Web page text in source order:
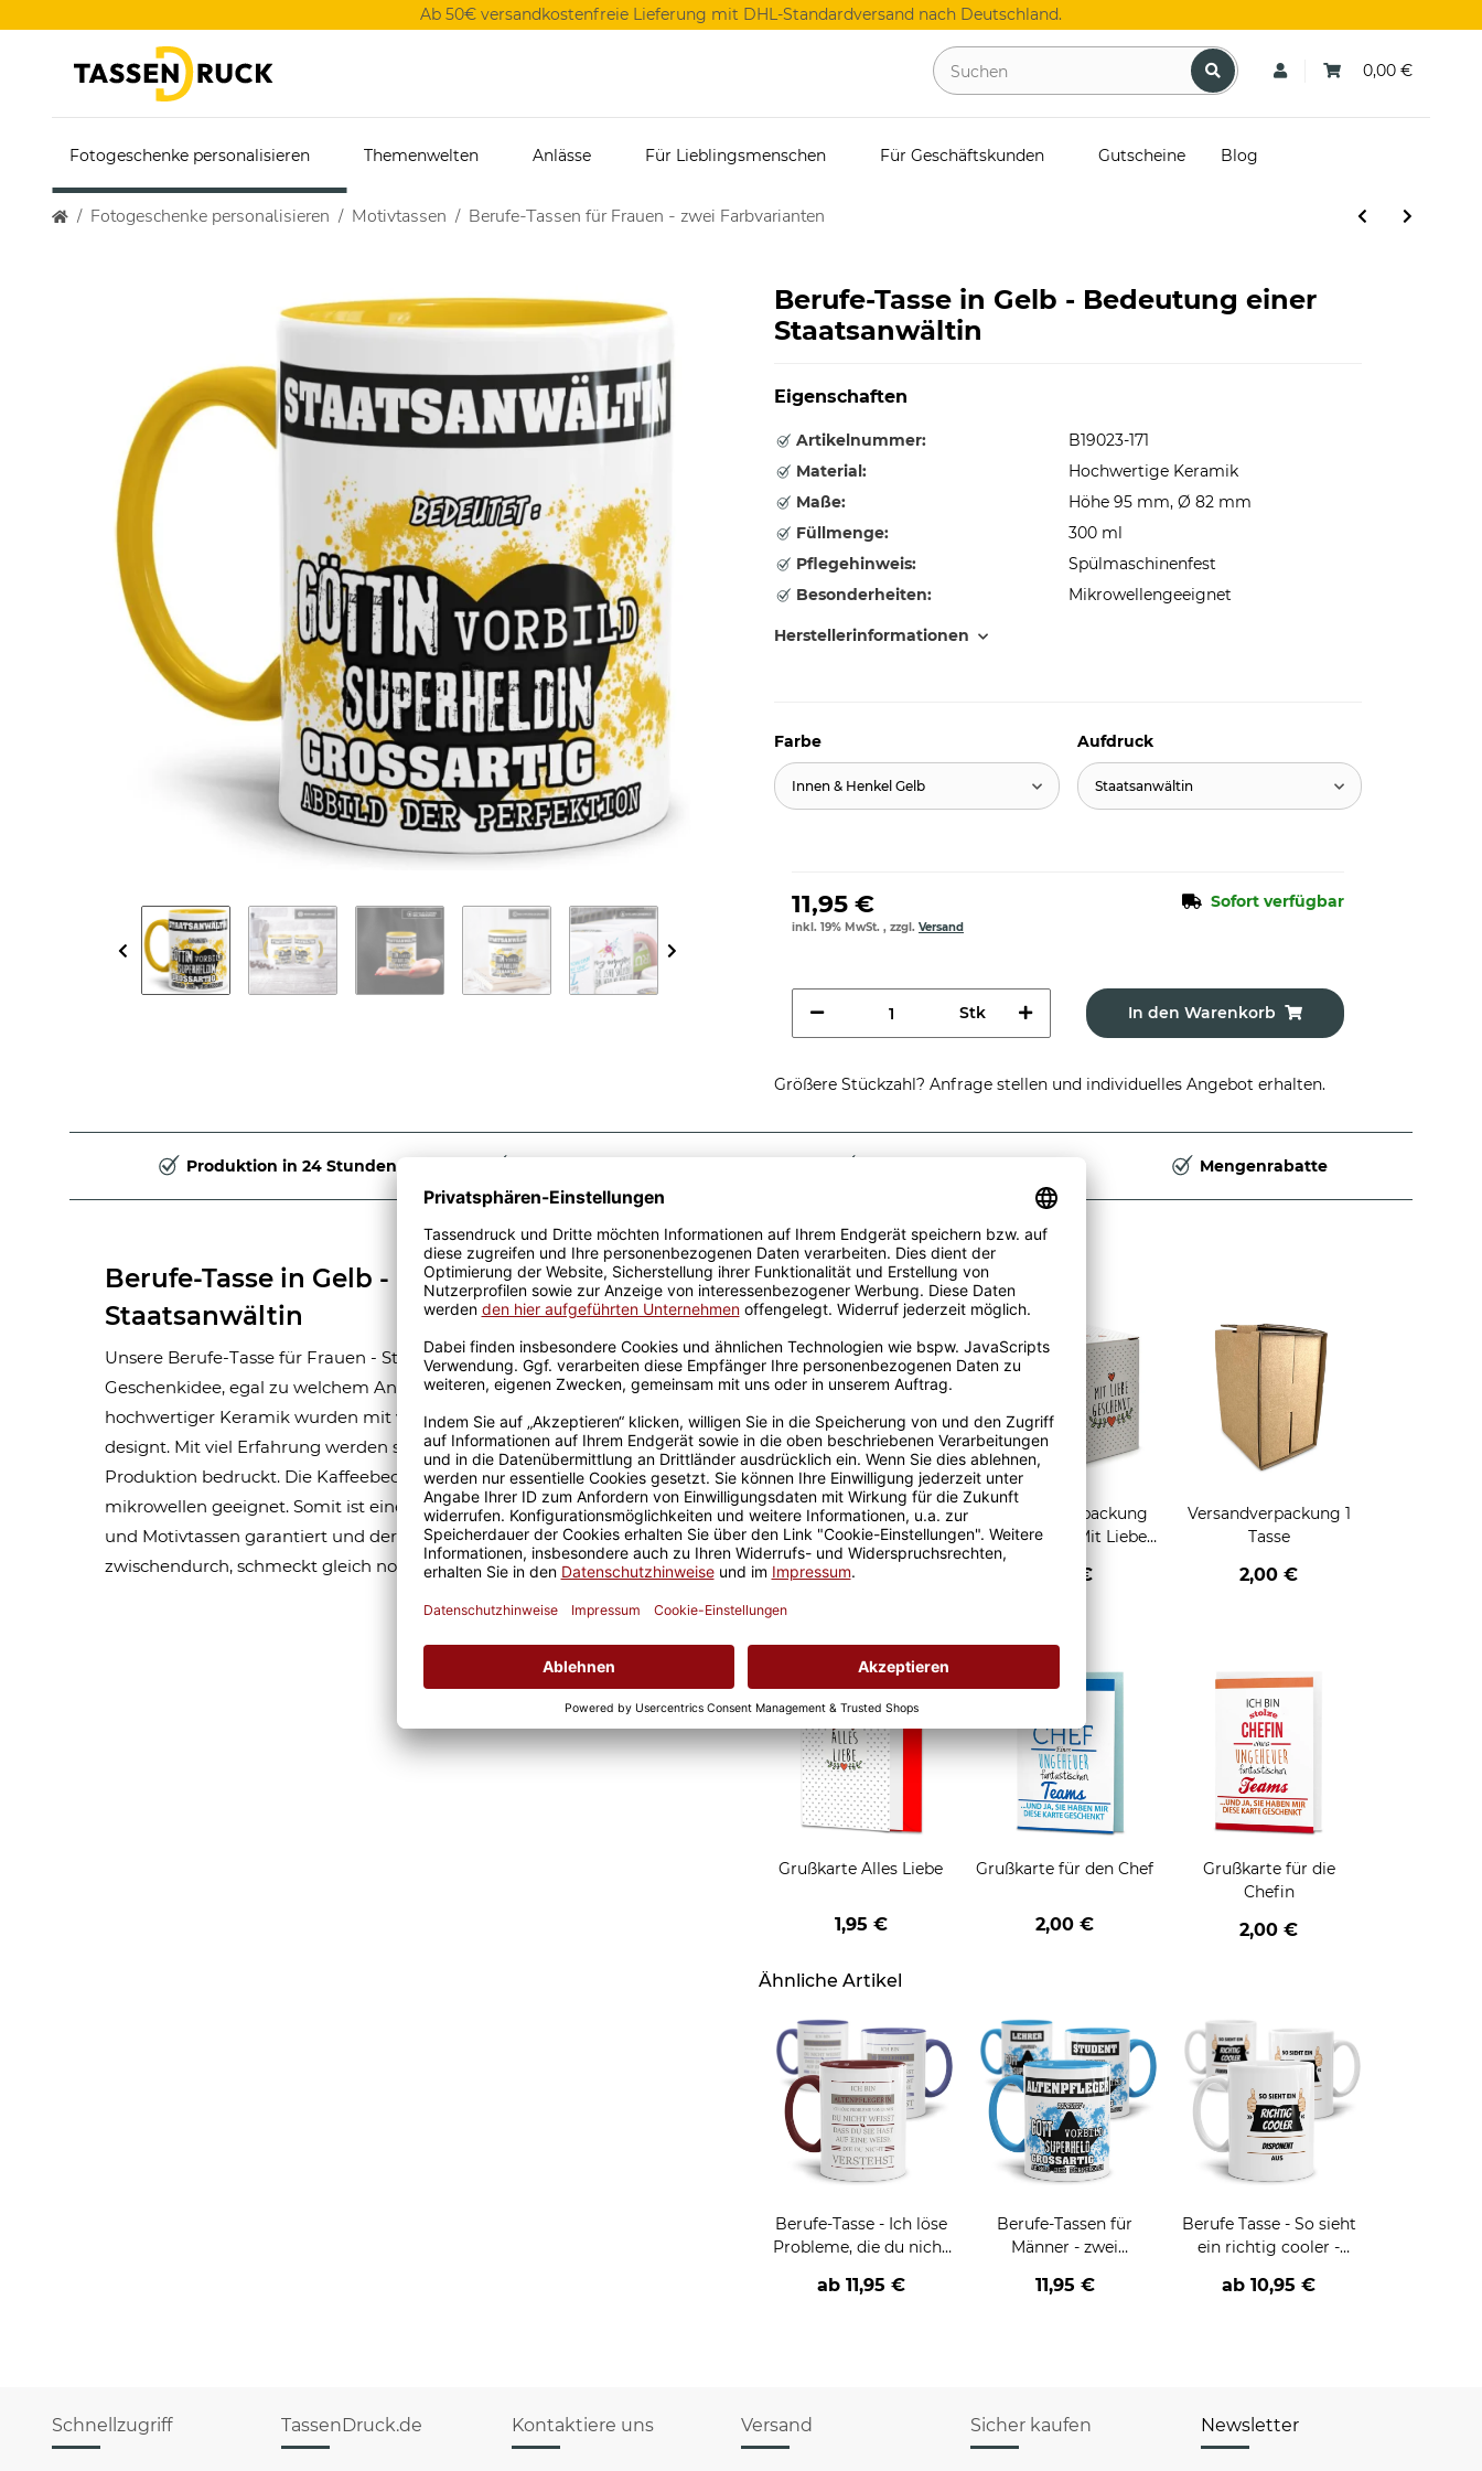
Ab 50€ versandkostenfreie Lieferung mit DHL-Standardversand nach Deutschland.
0,00 €
Fotogeschenke personalisieren Themenwelten Anlässe Für Lieblingsmenschen Für Geschäftskunden Gutscheine Blog
Fotogeschenke personalisieren Motivtassen Berufe-Tassen für Frauen - zwei Farbvarianten
Berufe-Tasse in Gelb - Bedeutung einer
Staatsanwältin
Eigenschaften
Artikelnummer:
B19023-171
Material:
Hochwertige Keramik
Maße:
Höhe 95 mm, Ø 82 mm
Füllmenge:
300 ml
Pflegehinweis:
Spülmaschinenfest
Besonderheiten:
Mikrowellengeeignet
Herstellerinformationen
Farbe
Innen & Henkel Gelb
Aufdruck
Staatsanwältin
11,95 € Sofort verfügbar
inkl. 19% MwSt. , zzgl. Versand
Stk In den Warenkorb
Größere Stückzahl? Anfrage stellen und individuelles Angebot erhalten.
Produktion in 24 Stunden Mengenrabatte
Berufe-Tasse in Gelb - Bedeutung einer
Staatsanwältin
Unsere Berufe-Tasse für Frauen - Staatsanwältin - ist eine tolle
Geschenkidee, egal zu welchem Anlass. Unsere gelben Berufe-Tassen aus
hochwertiger Keramik wurden mit viel Liebe von unserem Grafik-Team
designt. Mit viel Erfahrung werden sie Handmade in unserer eigenen
Produktion bedruckt. Die Kaffeebecher sind spülmaschinen- und
mikrowellen geeignet. Somit ist eine lange Freude an unseren Fototassen
und Motivtassen garantiert und der Kaffee am Morgen, oder
zwischendurch, schmeckt gleich nochmal so gut.
Passende Verpackungen
Geschenkverpackung 1
Tasse mit Fenster
2,50 €
Geschenkverpackung
für Tassen - Mit Liebe
2,95 €
Versandverpackung 1
Tasse
2,00 €
Grußkarten zum Verschenken
Grußkarte Alles Liebe
1,95 €
Grußkarte für den Chef
2,00 €
Grußkarte für die
Chefin
2,00 €
Ähnliche Artikel
Berufe-Tasse - Ich löse
Probleme, die du nicht
verschiedene Berufe
ab 11,95 €
Berufe-Tassen für
Männer - zwei
11,95 €
Berufe Tasse - So sieht
ein richtig cooler -
ab10,95 €
Schnellzugriff TassenDruck.de Kontaktiere uns Versand Sicher kaufen Newsletter